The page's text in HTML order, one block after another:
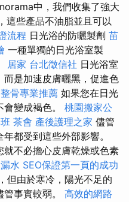
中，我們收集了強大
這些產品不油脂並且可以
流程 日光浴的防曬製劑 苗
一種單獨的日光浴室製
居家 台北徵信社 日光浴室
是加速皮膚曬黑，促進色
骨專業推薦 如果您在日光
變成褐色。 桃園搬家公
茶會 產後護理之家 儘管
都受到這些外部影響。
不必擔心皮膚乾燥或色素
水 SEO保證第一頁的成功
但由於寒冷，陽光不足的
事實較弱。 高效的網路